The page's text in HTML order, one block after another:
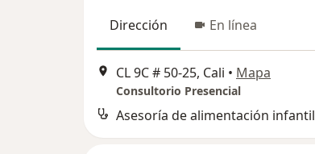
Dirección
En línea
CL 9C # 50‐25, Cali • Mapa
Consultorio Presencial
Asesoría de alimentación infantil